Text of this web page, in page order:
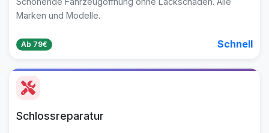
Marken und Modelle.
Ab 79€ Schnell
Schlossreparatur